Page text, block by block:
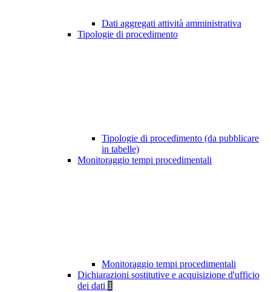
Dati aggregati attività amministrativa
Tipologie di procedimento
Tipologie di procedimento (da pubblicare
in tabelle)
Monitoraggio tempi procedimentali
Monitoraggio tempi procedimentali
Dichiarazioni sostitutive e acquisizione d'ufficio
dei dati 1